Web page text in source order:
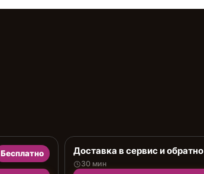
Бесплатно Доставка в сервис и обратно
30 мин